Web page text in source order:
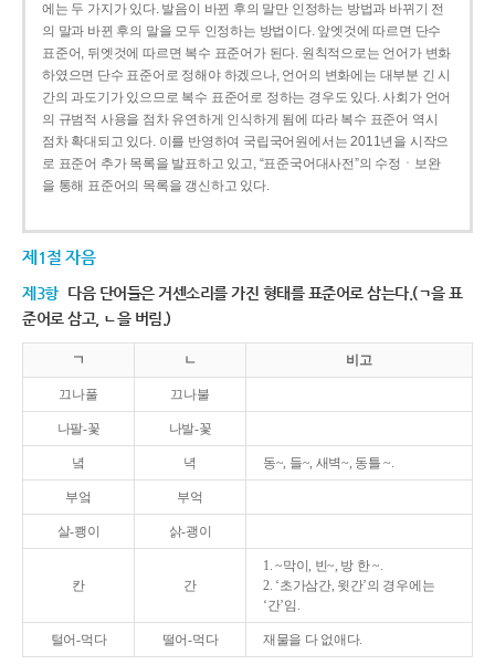
에는 두 가지가 있다. 발음이 바뀐 후의 말만 인정하는 방법과 바뀌기 전
의 말과 바뀐 후의 말을 모두 인정하는 방법이다. 앞엣것에 따르면 단수
표준어, 뒤엣것에 따르면 복수 표준어가 된다. 원칙적으로는 언어가 변화
하였으면 단수 표준어로 정해야 하겠으나, 언어의 변화에는 대부분 긴 시
간의 과도기가 있으므로 복수 표준어로 정하는 경우도 있다. 사회가 언어
의 규범적 사용을 점차 유연하게 인식하게 됨에 따라 복수 표준어 역시
점차 확대되고 있다. 이를 반영하여 국립국어원에서는 2011년을 시작으
로 표준어 추가 목록을 발표하고 있고, “표준국어대사전”의 수정ㆍ보완
을 통해 표준어의 목록을 갱신하고 있다.
제1절 자음
제3항 다음 단어들은 거센소리를 가진 형태를 표준어로 삼는다.(ㄱ을 표
준어로 삼고, ㄴ을 버림.)
ㄱ ㄴ 비고
끄나풀 끄나불
나팔-꽃 나발-꽃
녘 녁 동~, 들~, 새벽~, 동틀 ~.
부엌 부억
살-쾡이 삵-괭이
칸 간
1. ~막이, 빈~, 방 한 ~.
2. ‘초가삼간, 윗간’의 경우에는
‘간’임.
털어-먹다 떨어-먹다 재물을 다 없애다.